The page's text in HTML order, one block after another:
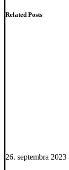
Related Posts
26. septembra 2023